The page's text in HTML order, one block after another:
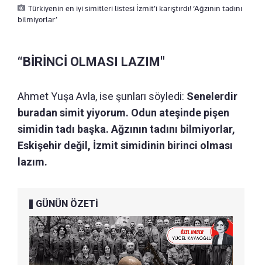
Türkiyenin en iyi simitleri listesi İzmit’i karıştırdı! ‘Ağzının tadını
bilmiyorlar’
“BİRİNCİ OLMASI LAZIM"
Ahmet Yuşa Avla, ise şunları söyledi: Senelerdir
buradan simit yiyorum. Odun ateşinde pişen
simidin tadı başka. Ağzının tadını bilmiyorlar,
Eskişehir değil, İzmit simidinin birinci olması
lazım.
GÜNÜN ÖZETİ